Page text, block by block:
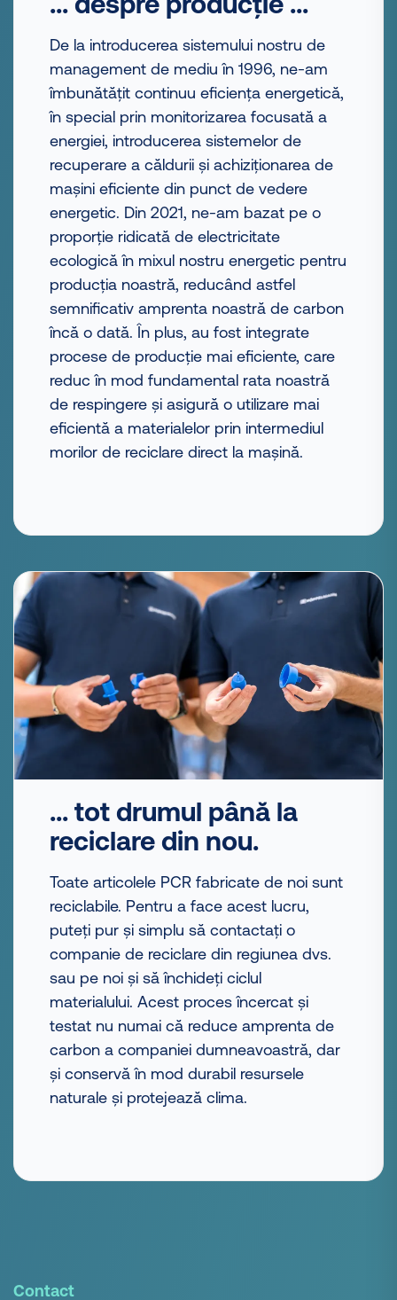
De la introducerea sistemului nostru de
management de mediu în 1996, ne-am
îmbunătățit continuu eficiența energetică,
în special prin monitorizarea focusată a
energiei, introducerea sistemelor de
recuperare a căldurii și achiziționarea de
mașini eficiente din punct de vedere
energetic. Din 2021, ne-am bazat pe o
proporție ridicată de electricitate
ecologică în mixul nostru energetic pentru
producția noastră, reducând astfel
semnificativ amprenta noastră de carbon
încă o dată. În plus, au fost integrate
procese de producție mai eficiente, care
reduc în mod fundamental rata noastră
de respingere și asigură o utilizare mai
eficientă a materialelor prin intermediul
morilor de reciclare direct la mașină.
... tot drumul până la
reciclare din nou.
Toate articolele PCR fabricate de noi sunt
reciclabile. Pentru a face acest lucru,
puteți pur și simplu să contactați o
companie de reciclare din regiunea dvs.
sau pe noi și să închideți ciclul
materialului. Acest proces încercat și
testat nu numai că reduce amprenta de
carbon a companiei dumneavoastră, dar
și conservă în mod durabil resursele
naturale și protejează clima.
Contact